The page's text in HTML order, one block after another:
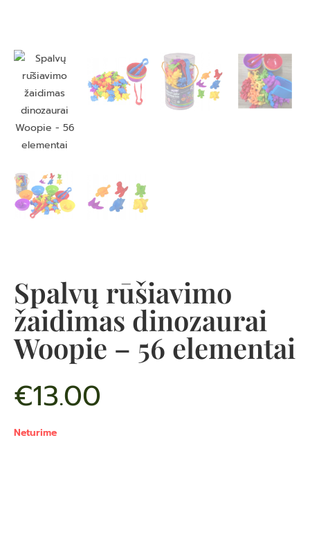
Spalvų rūšiavimo
žaidimas dinozaurai
Woopie – 56 elementai
€13.00
Neturime